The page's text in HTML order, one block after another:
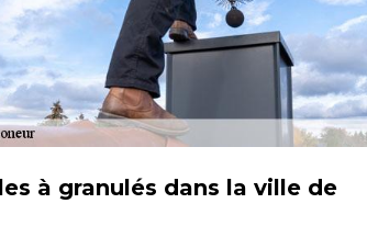
à granulés dans la ville de